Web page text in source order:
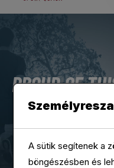
PROUD OF
& HEALTH
A sütik segítenek a
böngészésben és